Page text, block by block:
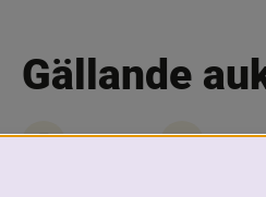
Gällande
Skriv ut Dela